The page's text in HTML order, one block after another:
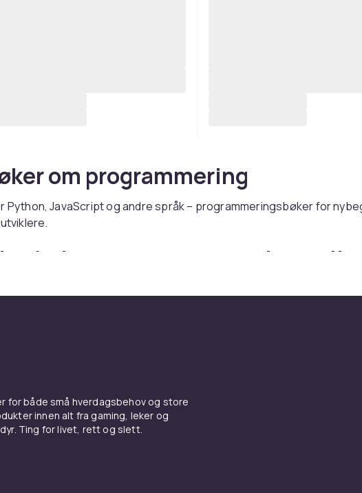
om programmering
Python, JavaScript og andre språk – programmeringsbøker for
bøker om programmering online
CDON
for både små hverdagsbehov og store
innen alt fra gaming, leker og
Ting for livet, rett og slett.